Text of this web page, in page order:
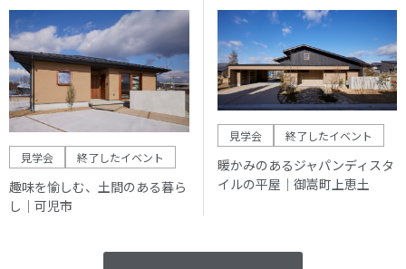
見学会 終了したイベント
趣味を愉しむ、土間のある暮ら
し｜可児市
見学会 終了したイベント
暖かみのあるジャパンディスタ
イルの平屋｜御嵩町上恵土